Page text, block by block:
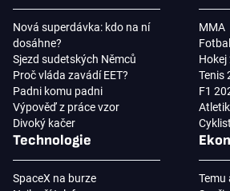
Nová superdávka: kdo na ní
dosáhne?
Sjezd sudetských Němců
Proč vláda zavádí EET?
Padni komu padni
Výpověď z práce vzor
Divoký kačer
MMA
Hokej
Tenis
F1
Technologie
SpaceX na burze
Temu